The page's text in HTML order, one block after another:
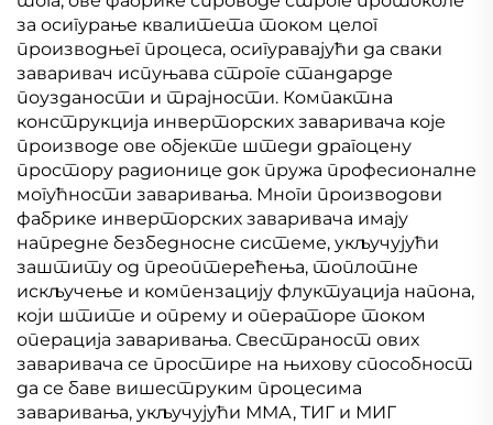
за осигурање квалитета током целог
производњег процеса, осигуравајући да сваки
заваривач испуњава строге стандарде
поузданости и трајности. Компактна
конструкција инверторских заваривача које
производе ове објекте штеди драгоцену
простору радионице док пружа професионалне
могућности заваривања. Многи производови
фабрике инверторских заваривача имају
напредне безбедносне системе, укључујући
заштиту од преоптерећења, топлотне
искључење и компензацију флуктуација напона,
који штите и опрему и операторе током
операција заваривања. Свестраност ових
заваривача се простире на њихову способност
да се баве вишеструким процесима
заваривања, укључујући ММА, ТИГ и МИГ